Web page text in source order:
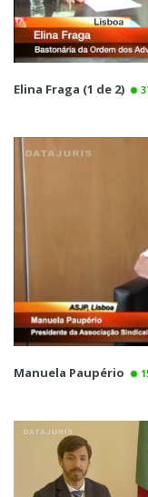
Elina Fraga (1 de 2)
Manuela Paupério